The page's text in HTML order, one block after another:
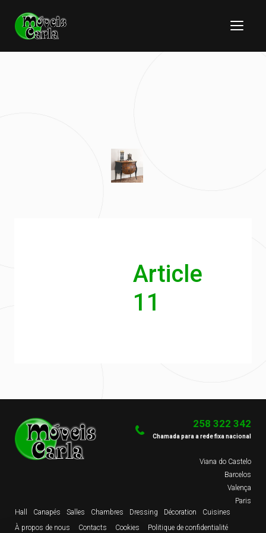
Article
11
Hall Canapés Salles Chambres Dressing Décoration
Cuisines
À propos de nous
Contacts Cookies Politique de confidentialité
258 322 342
Chamada para a rede fixa nacional
Viana do Castelo
Barcelos
Valença
Paris